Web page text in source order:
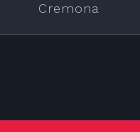
Cremona